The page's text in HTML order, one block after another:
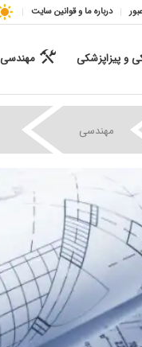
درباره ما و قوانین سایت
و پیزاپزشکی مهندسی
مهندسی |